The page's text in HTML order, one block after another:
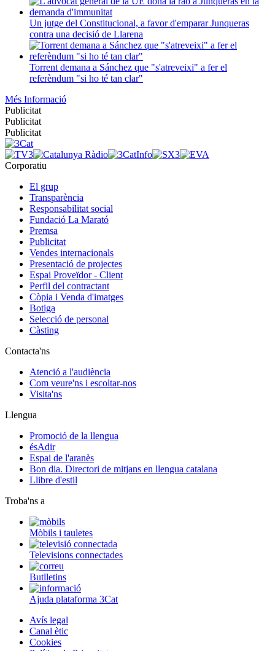
Un jutge del Constitucional, a favor d'emparar Junqueras
contra una decisió de Llarena
Torrent demana a Sánchez que "s'atreveixi" a fer el
referèndum "si ho té tan clar"
Més Informació
Publicitat
Publicitat
Publicitat
Corporatiu
El grup
Transparència
Responsabilitat social
Fundació La Marató
Premsa
Publicitat
Vendes internacionals
Presentació de projectes
Espai Proveïdor - Client
Perfil del contractant
Còpia i Venda d'imatges
Botiga
Selecció de personal
Càsting
Contacta'ns
Atenció a l'audiència
Com veure'ns i escoltar-nos
Visita'ns
Llengua
Promoció de la llengua
ésAdir
Espai de l'aranès
Bon dia. Directori de mitjans en llengua catalana
Llibre d'estil
Troba'ns a
Mòbils i tauletes
Televisions connectades
Butlletins
Ajuda plataforma 3Cat
Avís legal
Canal ètic
Cookies